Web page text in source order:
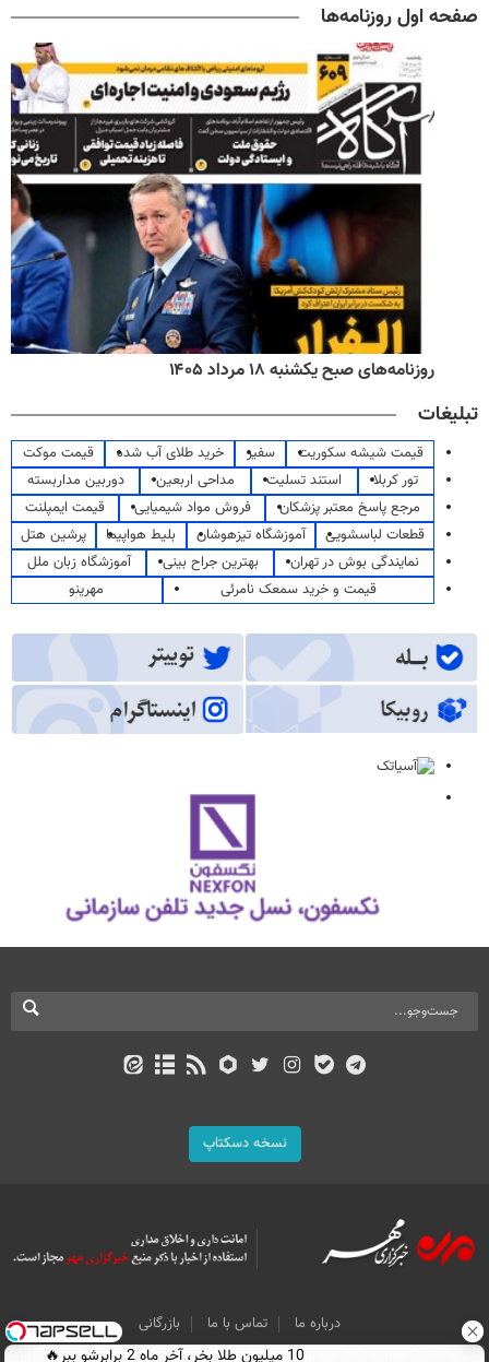
صفحه اول روزنامه‌ها
روزنامه‌های صبح یکشنبه ۱۸ مرداد ۱۴۰۵
تبلیغات
قیمت شیشه سکوریت سفیر خرید طلای آب شده
قیمت موکت
تور کربلا
استند تسلیت مداحی اربعین
دوربین مداربسته
مرجع پاسخ معتبر پزشکان
فروش مواد شیمیایی
قیمت ایمپلنت
قطعات لباسشویی
آموزشگاه تیزهوشان بلیط هواپیما
پرشین هتل
نمایندگی بوش در تهران
بهترین جراح بینی
آموزشگاه زبان ملل
قیمت و خرید سمعک نامرئی
مهرینو
نسخه دسکتاپ
درباره ما تماس با ما
بازرگانی
All Content by Mehr News Agency is licensed under a Creative Commons
10 میلیون طلا بخر، آخر ماه 2 برابرشو ببر🔥